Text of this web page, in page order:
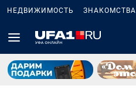
НЕДВИЖИМОСТЬ ЗНАКОМСТВА